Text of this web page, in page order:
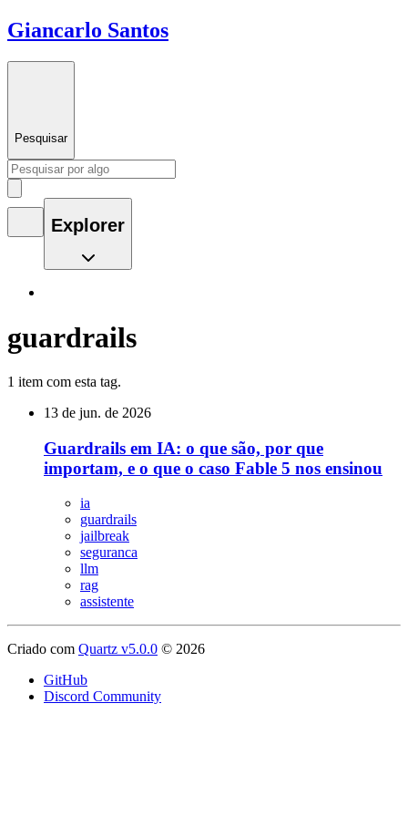
Giancarlo Santos
Pesquisar
Explorer
guardrails
1 item com esta tag.
13 de jun. de 2026
Guardrails em IA: o que são, por que
importam, e o que o caso Fable 5 nos ensinou
ia
guardrails
jailbreak
seguranca
llm
rag
assistente
Criado com Quartz v5.0.0 © 2026
GitHub
Discord Community